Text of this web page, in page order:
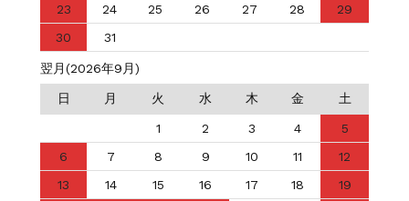
23
24 25 26 27 28
29
30
31
翌月(2026年9月)
日 月 火 水 木 金 土
1 2 3 4
5
6
7 8 9 10 11
12
13
14 15 16 17 18
19